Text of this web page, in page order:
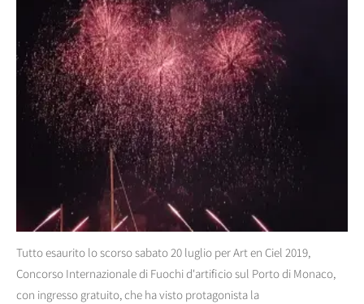
Tutto esaurito lo scorso sabato 20 luglio per Art en Ciel 2019,
Concorso Internazionale di Fuochi d'artificio sul Porto di Monaco,
con ingresso gratuito, che ha visto protagonista la